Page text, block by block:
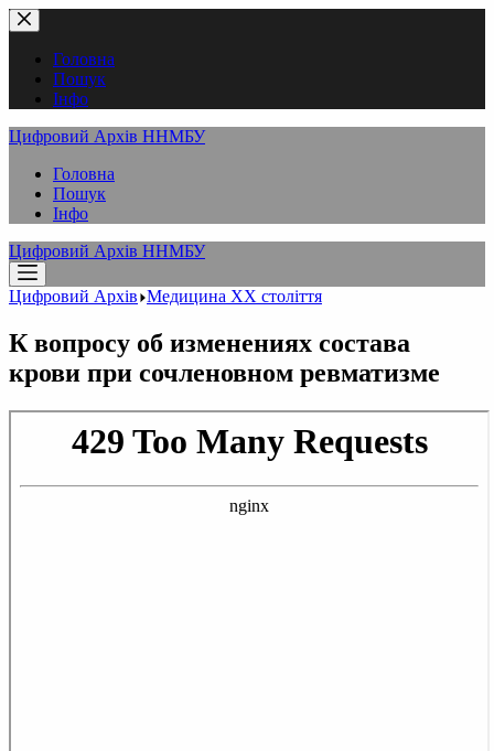
Перейти
до
вмістуГоловна
Пошук
Інфо
Цифровий Архів ННМБУ
Головна
Пошук
Інфо
Цифровий Архів ННМБУ
Цифровий Архів Медицина XX століття
К вопросу об изменениях состава
крови при сочленовном ревматизме